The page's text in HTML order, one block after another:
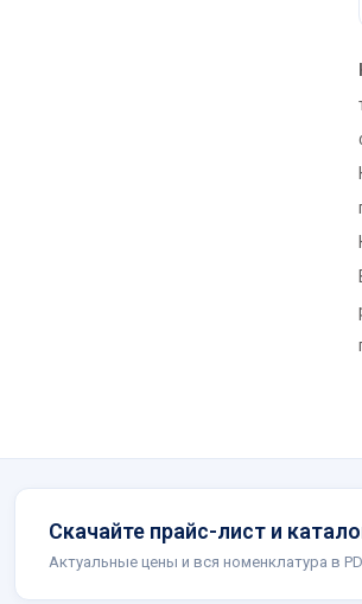
Скачайте прайс-лист и
Актуальные цены и вся номенклатура в